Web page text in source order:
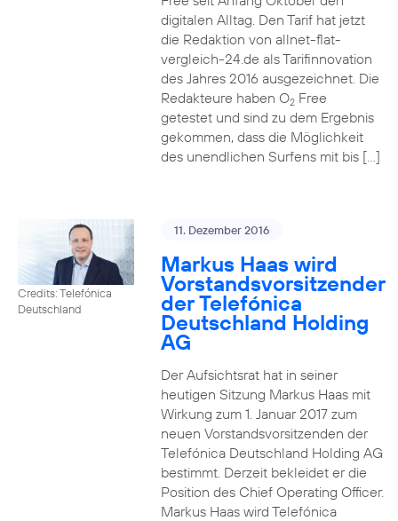
digitalen Alltag. Den Tarif hat jetzt
die Redaktion von allnet-flat-
vergleich-24.de als Tarifinnovation
des Jahres 2016 ausgezeichnet. Die
Redakteure haben O2Free
getestet und sind zu dem Ergebnis
gekommen, dass die Möglichkeit
des unendlichen Surfens mit bis […]
Credits: Telefónica
Deutschland
11. Dezember 2016
Markus Haas wird
Vorstandsvorsitzender
der Telefónica
Deutschland Holding
AG
Der Aufsichtsrat hat in seiner
heutigen Sitzung Markus Haas mit
Wirkung zum 1. Januar 2017 zum
neuen Vorstandsvorsitzenden der
Telefónica Deutschland Holding AG
bestimmt. Derzeit bekleidet er die
Position des Chief Operating Officer.
Markus Haas wird Telefónica